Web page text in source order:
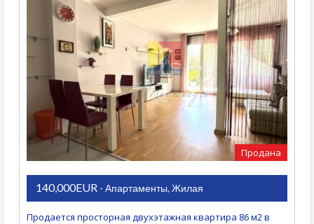
Продана
140,000EUR - Апартаменты, Жилая
Продается просторная двухэтажная квартира 86 м2 в